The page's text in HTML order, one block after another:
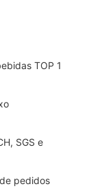
TOP 1
SGS e
pedidos